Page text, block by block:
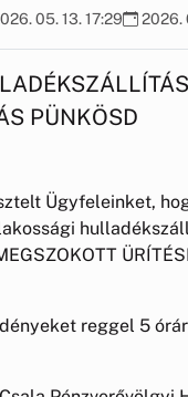
05. 13. 17:29 2026.
PÜNKÖSD
Ügyfeleinket,
reggel 5